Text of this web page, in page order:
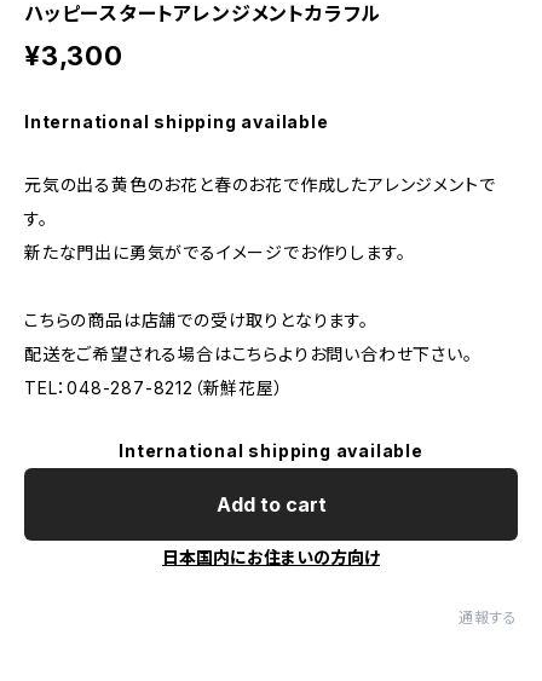
ハッピースタートアレンジメントカラフル
¥3,300
International shipping available
元気の出る黄色のお花と春のお花で作成したアレンジメントで
す。
新たな門出に勇気がでるイメージでお作りします。
こちらの商品は店舗での受け取りとなります。
配送をご希望される場合はこちらよりお問い合わせ下さい。
TEL：048-287-8212（新鮮花屋）
International shipping available
Add to cart
日本国内にお住まいの方向け
通報する